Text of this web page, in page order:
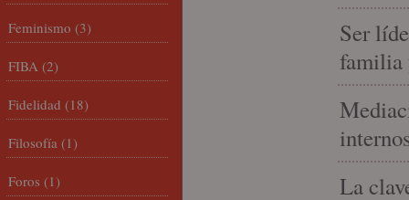
Ser
familia
La
Feminismo (3)
FIBA (2)
Fidelidad (18)
Filosofía (1)
Foros (1)